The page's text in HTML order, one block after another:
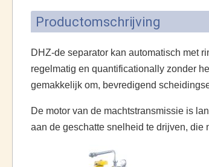
Productomschrijving
DHZ-de separator kan automatisch met
regelmatig en quantificationally zonder
gemakkelijk om, bevredigend
De motor van de machtstransmissie is
aan de geschatte snelheid te drijven,